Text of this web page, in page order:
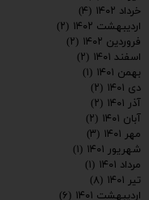
خرداد ۱۴۰۲
(۴)
اردیبهشت ۱۴۰۲
(۲)
فروردین ۱۴۰۲
(۲)
اسفند ۱۴۰۱
(۲)
بهمن ۱۴۰۱
(۱)
دی ۱۴۰۱
(۲)
آذر ۱۴۰۱
(۲)
آبان ۱۴۰۱
(۲)
مهر ۱۴۰۱
(۳)
شهریور ۱۴۰۱
(۱)
مرداد ۱۴۰۱
(۱)
تیر ۱۴۰۱
(۸)
اردیبهشت ۱۴۰۱
(۶)